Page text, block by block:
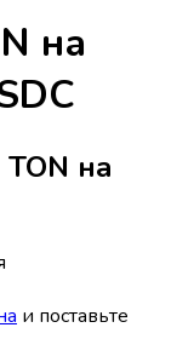
на
на
и поставьте